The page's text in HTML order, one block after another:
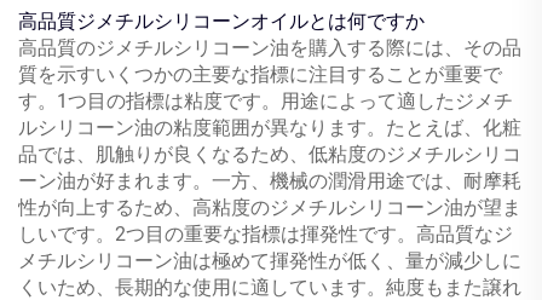
高品質ジメチルシリコーンオイルとは何ですか
高品質のジメチルシリコーン油を購入する際には、その品
質を示すいくつかの主要な指標に注目することが重要で
す。1つ目の指標は粘度です。用途によって適したジメチ
ルシリコーン油の粘度範囲が異なります。たとえば、化粧
品では、肌触りが良くなるため、低粘度のジメチルシリコ
ーン油が好まれます。一方、機械の潤滑用途では、耐摩耗
性が向上するため、高粘度のジメチルシリコーン油が望ま
しいです。2つ目の重要な指標は揮発性です。高品質なジ
メチルシリコーン油は極めて揮発性が低く、量が減少しに
くいため、長期的な使用に適しています。純度もまた譲れ